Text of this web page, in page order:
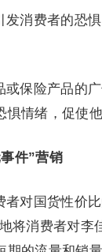
发消费者的恐
或保险产品的
情绪，促使
件”营销
者对国货性价
将消费者对